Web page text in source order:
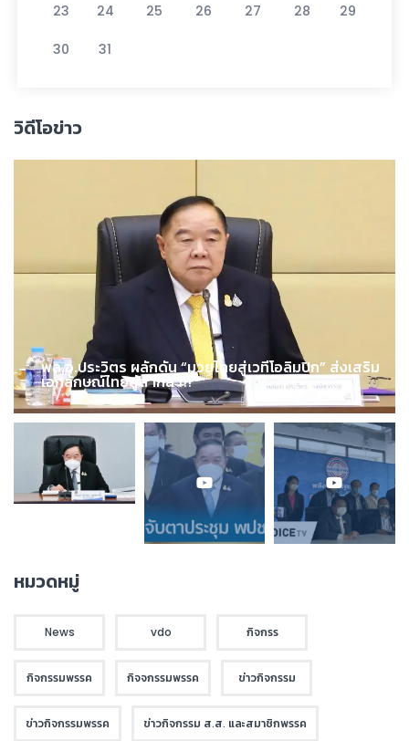
23 24 25 26 27 28 29
30 31
วิดีโอข่าว
พล.อ.ประวิตร ผลักดัน “มวยไทยสู่เวทีโอลิมปิก” ส่งเสริม
เอกลักษณ์ไทยสู่สากล !!!
หมวดหมู่
News vdo กิจกรร
กิจกรรมพรรค กิจจกรรมพรรค ข่าวกิจกรรม
ข่าวกิจกรรมพรรค ข่าวกิจกรรม ส.ส. และสมาชิกพรรค